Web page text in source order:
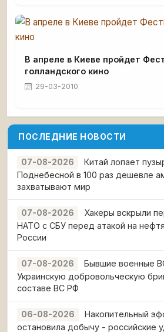
В апреле в Киеве пройдет
голландского кино
29-03-2010
ПОСЛЕДНИЕ НОВОСТИ
07-08-2026
Китай лопает
Поднебесной в 100 раз дешевле
захватывают мир
07-08-2026
Хакеры вскрыли
НАТО с СБУ перед атакой на
России
07-08-2026
Бывшие военные
Украинскую добровольческую
составе ВС РФ
06-08-2026
Накопительный
остановила добычу - российские